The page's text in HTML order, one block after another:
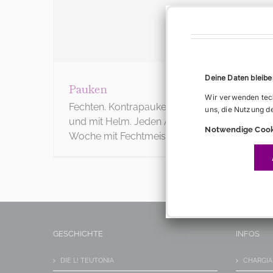
Pauken
Fechten. Kontrapauken = Fechttraining.
und mit Helm. Jeden Abend eine Stunde
Woche mit Fechtmeister.
GESCHICHTE
DIE L! TEUTONIA
INFOS
CHARGIA
Deine Daten
Wir verwenden
uns, die Nutzung
Notwendige